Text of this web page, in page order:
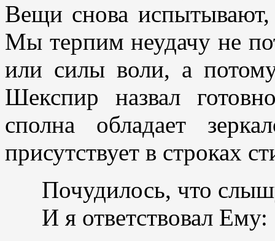
Вещи снова
Мы терпим неудачу не
или силы воли, а
Шекспир назвал
сполна обладает
присутствует в строках
Почудилось, что
И я ответствовал